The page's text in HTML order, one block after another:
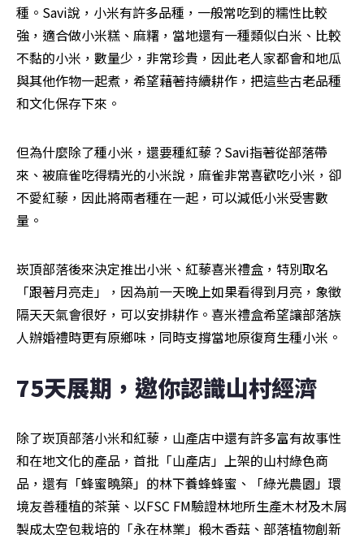
種。Savi說，小米有許多品種，一般常吃到的糯性比較
強，適合做小米糕、麻糬，當地還有一種類似白米、比較
不黏的小米，數量少，非常珍貴，因此老人家都會和地瓜
與其他作物一起煮，希望藉著持續耕作，把這些古老品種
和文化保存下來。
但為什麼除了種小米，還要種紅藜？Savi指著從部落帶
來、被麻雀吃得精光的小米說，麻雀非常喜歡吃小米，卻
不愛紅藜，因此將兩者種在一起，可以減低小米受害數
量。
崁頂部落後來決定推出小米、紅藜喜米禮盒，特別取名
「跟著月亮走」，因為前一天晚上如果看得到月亮，象徵
隔天天氣會很好，可以安排耕作。喜米禮盒希望讓部落族
人辦婚禮時更有原鄉味，同時支撐當地原復育生種小米。
75天展期，邀你認識山村經濟
除了崁頂部落小米和紅藜，山產店中還有許多富有故事性
和在地文化的產品，首批「山產店」上架的山村綠色商
品，還有「蜂蜜曉築」的林下養蜂蜂蜜、「綠光農園」環
境友善種植的茶葉、以FSC FM驗證林地所生產木材及木屑
製成太空包栽培的「永在林業」椴木香菇、部落植物創新